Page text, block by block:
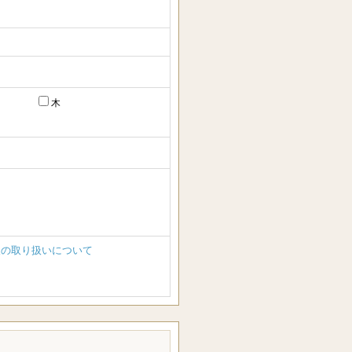
木
取り扱いについて